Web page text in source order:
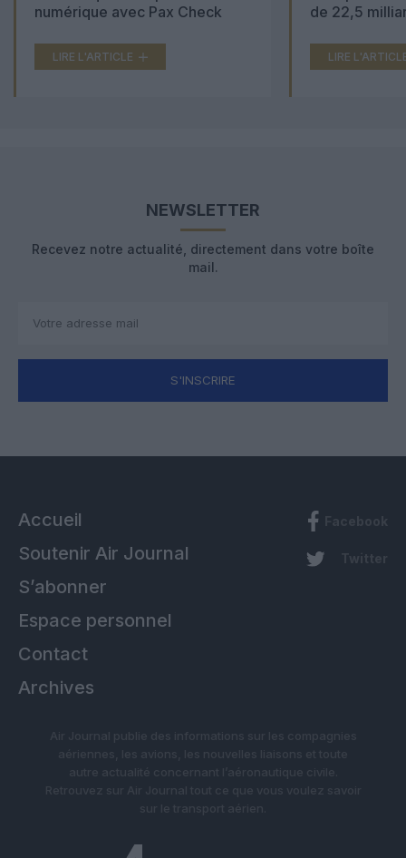
numérique avec Pax Check
LIRE L'ARTICLE
de 22,5
LIRE
NEWSLETTER
Recevez notre actualité, directement dans votre boîte
mail.
S'INSCRIRE
Accueil
Soutenir Air Journal
S’abonner
Espace personnel
Contact
Archives